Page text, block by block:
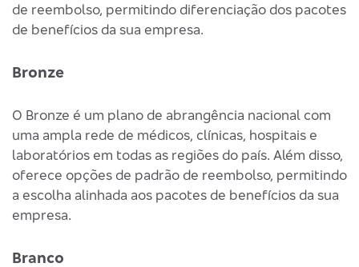
de reembolso, permitindo diferenciação dos pacotes
de benefícios da sua empresa.
Bronze
O Bronze é um plano de abrangência nacional com
uma ampla rede de médicos, clínicas, hospitais e
laboratórios em todas as regiões do país. Além disso,
oferece opções de padrão de reembolso, permitindo
a escolha alinhada aos pacotes de benefícios da sua
empresa.
Branco